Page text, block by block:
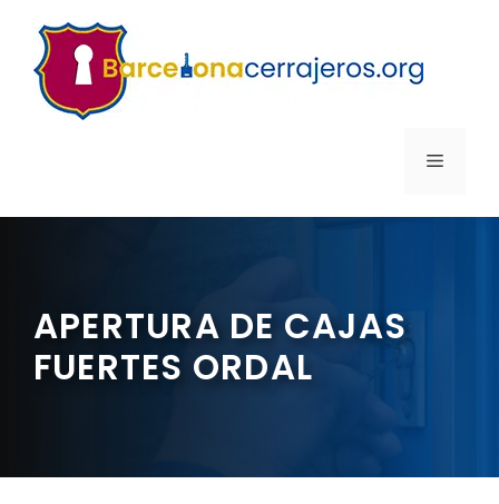
contenido
MENÚ
APERTURA DE CAJAS
FUERTES ORDAL